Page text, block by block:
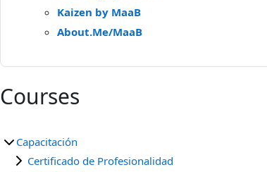
Kaizen by MaaB
About.Me/MaaB
Courses
Capacitación
Certificado de Profesionalidad